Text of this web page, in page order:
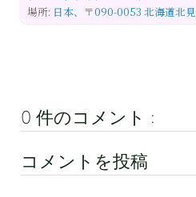
場所: 日本、〒090-0053 北海道北
0 件のコメント :
コメントを投稿